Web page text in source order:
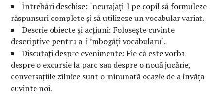
Întrebări deschise: Încurajați-l pe copil să formuleze
răspunsuri complete și să utilizeze un vocabular variat.
Descrie obiecte și acțiuni: Folosește cuvinte
descriptive pentru a-i îmbogăți vocabularul.
Discutați despre evenimente: Fie că este vorba
despre o excursie la parc sau despre o nouă jucărie,
conversațiile zilnice sunt o minunată ocazie de a învăța
cuvinte noi.